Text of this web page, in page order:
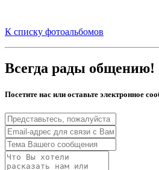
К списку фотоальбомов
Всегда рады общению!
Посетите нас или оставьте электронное